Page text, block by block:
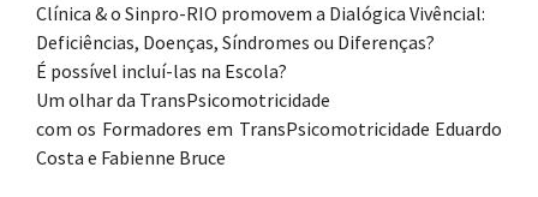
Clínica & o Sinpro-RIO promovem a Dialógica Vivêncial:
Deficiências, Doenças, Síndromes ou Diferenças?
É possível incluí-las na Escola?
Um olhar da TransPsicomotricidade
com os Formadores em TransPsicomotricidade Eduardo
Costa e Fabienne Bruce